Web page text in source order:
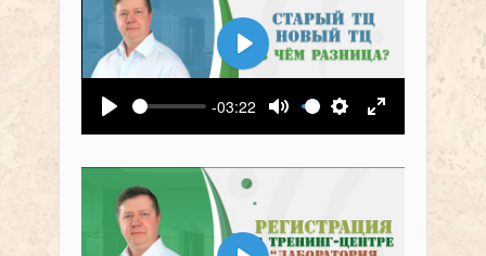
Воспроизвести
-03:22
Выключить звук
Настройки
На весь
Воспроизвести